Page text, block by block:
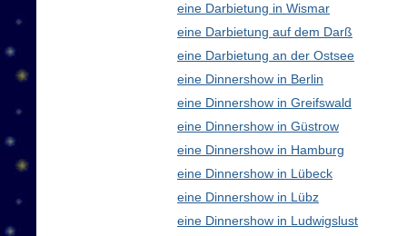
eine Darbietung in Wismar
eine Darbietung auf dem Darß
eine Darbietung an der Ostsee
eine Dinnershow in Berlin
eine Dinnershow in Greifswald
eine Dinnershow in Güstrow
eine Dinnershow in Hamburg
eine Dinnershow in Lübeck
eine Dinnershow in Lübz
eine Dinnershow in Ludwigslust